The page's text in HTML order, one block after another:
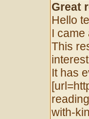
Great
Hello
I came
This
It has
with-